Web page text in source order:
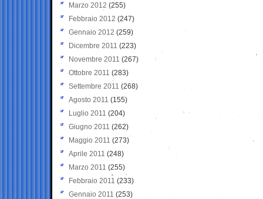
Marzo 2012 (255)
Febbraio 2012 (247)
Gennaio 2012 (259)
Dicembre 2011 (223)
Novembre 2011 (267)
Ottobre 2011 (283)
Settembre 2011 (268)
Agosto 2011 (155)
Luglio 2011 (204)
Giugno 2011 (262)
Maggio 2011 (273)
Aprile 2011 (248)
Marzo 2011 (255)
Febbraio 2011 (233)
Gennaio 2011 (253)